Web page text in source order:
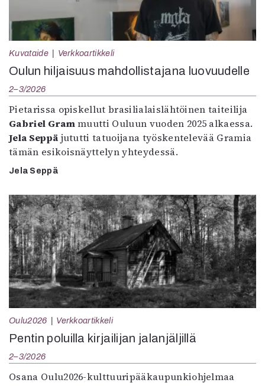
Kuvataide Verkkoartikkeli
Oulun hiljaisuus mahdollistajana luovuudelle
2–3/2026
Pietarissa opiskellut brasilialaislähtöinen taiteilija
Gabriel Grammuutti Ouluun vuoden 2025 alkaessa.
Jela Seppä jututti tatuoijana työskentelevää Gramia
tämän esikoisnäyttelyn yhteydessä.
Jela Seppä
Oulu2026 Verkkoartikkeli
Pentin poluilla kirjailijan jalanjäljillä
2–3/2026
Osana Oulu2026-kulttuuripääkaupunkiohjelmaa